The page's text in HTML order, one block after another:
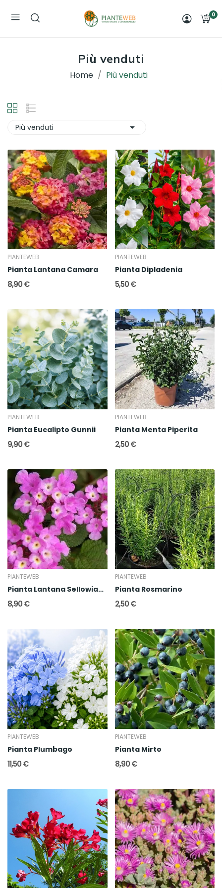
0
Più venduti
Home Più venduti
Più venduti 
PIANTEWEB
Pianta Lantana Camara
8,90 €
PIANTEWEB
Pianta Dipladenia
5,50 €
PIANTEWEB
Pianta Eucalipto Gunnii
9,90 €
PIANTEWEB
Pianta Menta Piperita
2,50 €
PIANTEWEB
Pianta Lantana Sellowiana
8,90 €
PIANTEWEB
Pianta Rosmarino
2,50 €
PIANTEWEB
Pianta Plumbago
11,50 €
PIANTEWEB
Pianta Mirto
8,90 €